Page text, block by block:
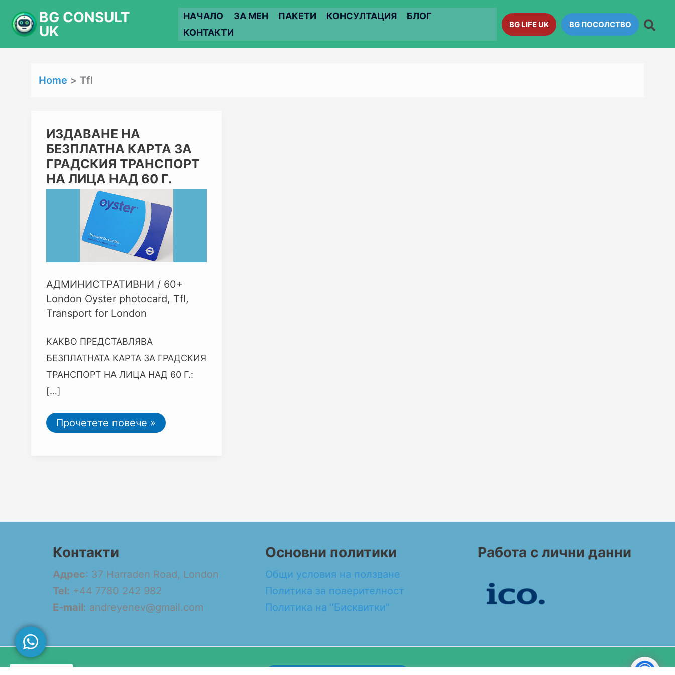
content
BG CONSULT
UK
НАЧАЛО ЗА МЕН ПАКЕТИ КОНСУЛТАЦИЯ
БЛОГ
КОНТАКТИ
BG LIFE UK BG ПОСОЛСТВО
Home Tfl
ИЗДАВАНЕ НА
БЕЗПЛАТНА КАРТА ЗА
ГРАДСКИЯ ТРАНСПОРТ
НА ЛИЦА НАД 60 Г.
АДМИНИСТРАТИВНИ / 60+
London Oyster photocard, Tfl,
Transport for London
КАКВО ПРЕДСТАВЛЯВА
БЕЗПЛАТНАТА КАРТА ЗА ГРАДСКИЯ
ТРАНСПОРТ НА ЛИЦА НАД 60 Г.:
[…]
ИЗДАВАНЕ
НА
БЕЗПЛАТНА
КАРТА
ЗА
ГРАДСКИЯ
ТРАНСПОРТ
Прочетете повече »
Контакти
Адрес: 37 Harraden Road, London
Tel: +44 7780 242 982
E-mail: andreyenev@gmail.com
Основни политики
Общи условия на ползване
Политика за поверителност
Политика на "Бисквитки"
Работа с лични данни